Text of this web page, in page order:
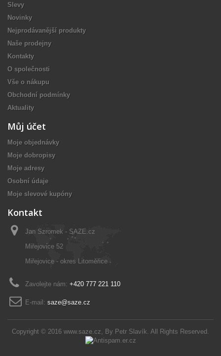
Slevy
Novinky
Nejprodávanější produkty
Naše prodejny
Kontakty
O společnosti
Vše o nákupu
Obchodní podmínky
Aktuality
Copyright © 2016 www.saze.cz, By Petr Slavík. All Rights Reserved.
Můj účet
Moje objednávky
Moje dobropisy
Moje adresy
Osobní údaje
Moje slevové kupóny
Kontakt
Jan Szromek - SAZE.cz
Miřejovice 52
Miřejovice - okres Litoměřice
Zavolejte nám: +420 777 221 110
E-mail: saze@saze.cz